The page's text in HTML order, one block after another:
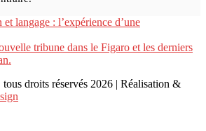
et langage : l’expérience d’une
tribune dans le Figaro et les derniers
droits réservés 2026 | Réalisation &